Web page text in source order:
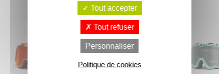
-25%
Tout accepter
Tout refuser
Personnaliser
Politique de cookies